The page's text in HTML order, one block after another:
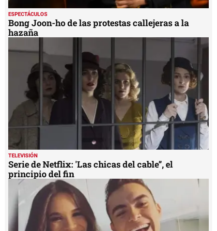
ESPECTÁCULOS
Bong Joon-ho de las protestas callejeras a la
hazaña
TELEVISIÓN
Serie de Netflix: 'Las chicas del cable”, el
principio del fin